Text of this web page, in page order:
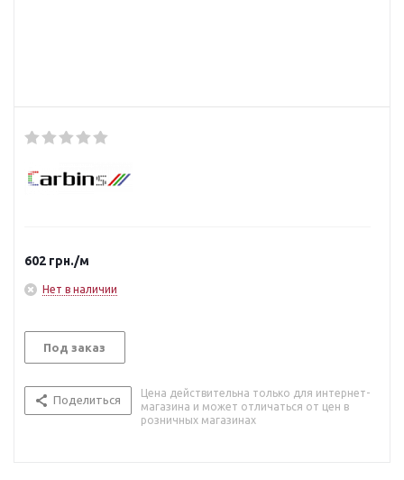
602 грн./м
Нет в наличии
Под заказ
Поделиться
Цена действительна только для интернет-
магазина и может отличаться от цен в
розничных магазинах